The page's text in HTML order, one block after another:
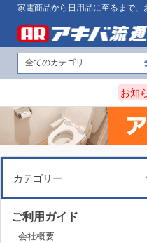
家電商品から日用品に至るまで
お知
カテゴリー
ご利用ガイド
会社概要